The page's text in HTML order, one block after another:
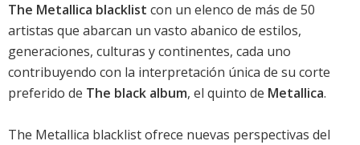
The Metallica blacklist con un elenco de más de 50
artistas que abarcan un vasto abanico de estilos,
generaciones, culturas y continentes, cada uno
contribuyendo con la interpretación única de su corte
preferido de The black album, el quinto de Metallica.
The Metallica blacklist ofrece nuevas perspectivas del